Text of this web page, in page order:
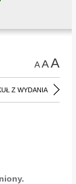
AAA
Z WYDANIA